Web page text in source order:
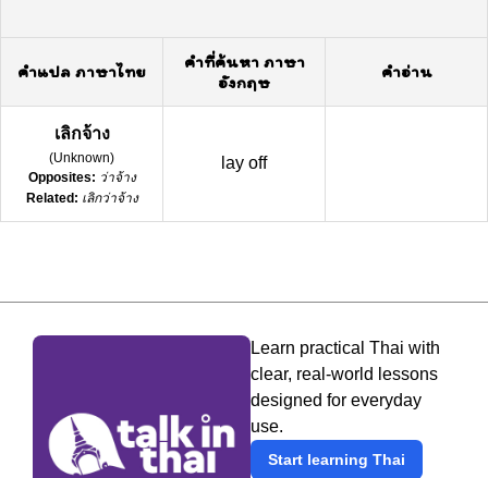
คำแปล ภาษาไทย
คำที่ค้นหา ภาษา
อังกฤษ
คำอ่าน
เลิกจ้าง
(Unknown)
Opposites: ว่าจ้าง
Related: เลิกว่าจ้าง
lay off
Learn practical Thai with
clear, real-world lessons
designed for everyday
use.
Start learning Thai